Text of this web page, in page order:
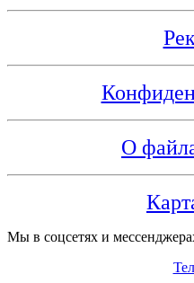
О
Мы в соцсетях и